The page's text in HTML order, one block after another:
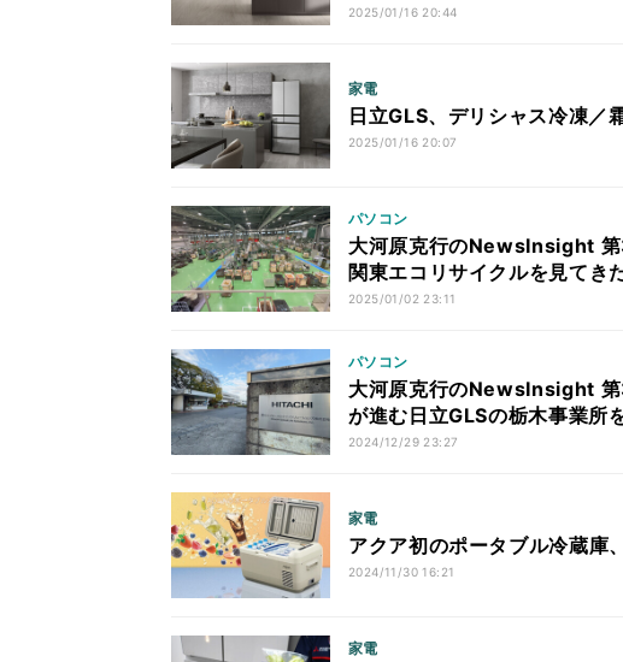
2025/01/16 20:44
家電
日立GLS、デリシャス冷凍／
2025/01/16 20:07
パソコン
大河原克行のNewsInsight
関東エコリサイクルを見てき
2025/01/02 23:11
パソコン
大河原克行のNewsInsight
が進む日立GLSの栃木事業所
2024/12/29 23:27
家電
アクア初のポータブル冷蔵庫
2024/11/30 16:21
家電